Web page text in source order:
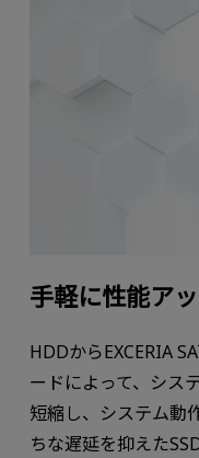
手軽に性能ア
HDDからEXCERIA
ードによって、シス
短縮し、システム動
ちな遅延を抑えた